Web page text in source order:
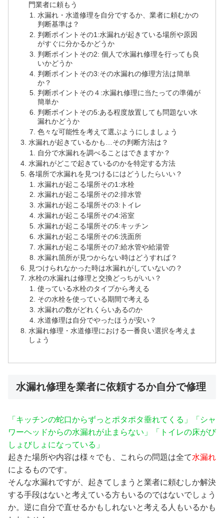
門業者に頼もう
水漏れ・水道修理を自分でするか、業者に頼むかの
判断基準は？
判断ポイントその1:水漏れが起きている場所や原因
がすぐに分かるかどうか
判断ポイントその2: 個人で水漏れ修理を行っても良
いかどうか
判断ポイントその3:その水漏れの修理方法は簡単
か？
判断ポイントその４:水漏れ修理に当たっての準備が
簡単か
判断ポイントその5:ある程度放置しても問題ない水
漏れかどうか
色々な可能性を考えて選ぶようにしましょう
水漏れが起きているかも…その判断方法は？
自分で水漏れを調べることはできますか？
水漏れがどこで起きているのかを特定する方法
各場所で水漏れを見つけるにはどうしたらいい？
水漏れが起こる場所その1:水栓
水漏れが起こる場所その2:排水管
水漏れが起こる場所その3:トイレ
水漏れが起こる場所その4:浴室
水漏れが起こる場所その5:キッチン
水漏れが起こる場所その6:洗面所
水漏れが起こる場所その7:給水管や給湯管
水漏れ箇所が見つからない時はどうすれば？
見つけられなかった時は水漏れがしていないの？
水栓の水漏れは修理と交換どっちがいい？
使っている水栓のタイプから考える
その水栓を使っている期間で考える
水漏れの数がどれくらいあるのか
水道修理は自分でやったほうが安い？
水漏れ修理・水道修理における一番良い選択を考えま
しょう
水漏れ修理を業者に依頼するか自分で修理
「キッチンの蛇口からずっとポタポタ垂れてくる」
「シャ
ワーヘッドからの水漏れが止まらない」
「トイレの床がび
しょびしょになっている」
起きた場所や内容は様々でも、これらの問題は全て水漏れ
によるものです。
そんな水漏れですが、起きてしまうと業者に頼むしか解決
する手段はないと考えている方もいるのではないでしょう
か。逆に自分で直せるかもしれないと考える人もいるかも